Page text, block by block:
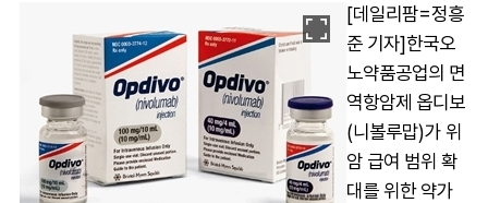
[데일리팜=정흥
준 기자]한국오
노약품공업의 면
역항암제 옵디보
(니볼루맙)가 위
암 급여 범위 확
대를 위한 약가